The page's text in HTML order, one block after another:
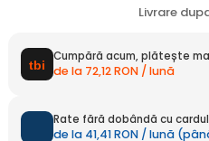
Livrare
Cumpără acum, plătește
de la 72,12 RON / lună
Rate fără dobândă cu
de la 41,41 RON / lună